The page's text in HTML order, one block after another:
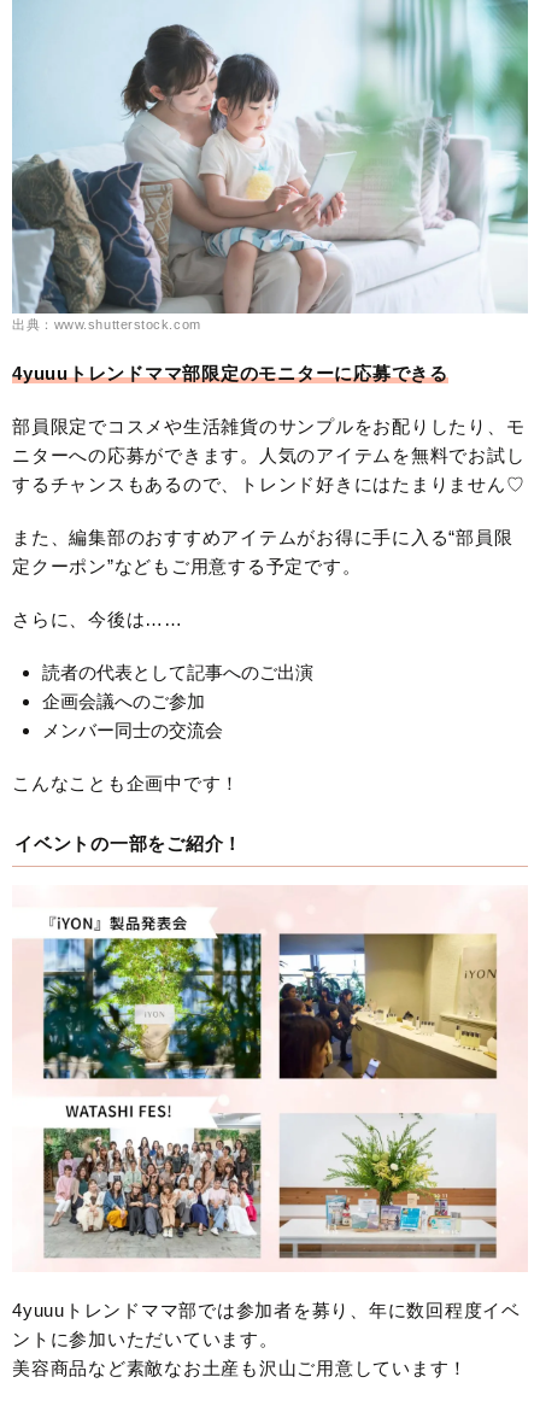
出典：www.shutterstock.com
4yuuuトレンドママ部限定のモニターに応募できる
部員限定でコスメや生活雑貨のサンプルをお配りしたり、モ
ニターへの応募ができます。人気のアイテムを無料でお試し
するチャンスもあるので、トレンド好きにはたまりません♡
また、編集部のおすすめアイテムがお得に手に入る“部員限
定クーポン”などもご用意する予定です。
さらに、今後は……
読者の代表として記事へのご出演
企画会議へのご参加
メンバー同士の交流会
こんなことも企画中です！
イベントの一部をご紹介！
4yuuuトレンドママ部では参加者を募り、年に数回程度イベ
ントに参加いただいています。
美容商品など素敵なお土産も沢山ご用意しています！